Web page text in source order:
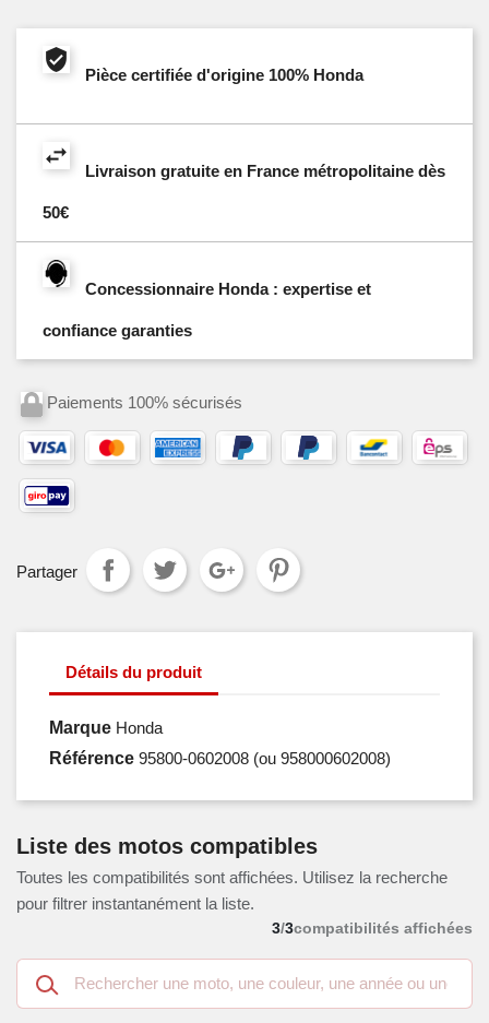
Pièce certifiée d'origine 100% Honda
Livraison gratuite en France métropolitaine dès
50€
Concessionnaire Honda : expertise et
confiance garanties
Paiements 100% sécurisés
Partager
Détails du produit
Marque Honda
Référence 95800-0602008 (ou 958000602008)
Liste des motos compatibles
Toutes les compatibilités sont affichées. Utilisez la recherche
pour filtrer instantanément la liste.
3/3compatibilités affichées
Recherche
dans
les